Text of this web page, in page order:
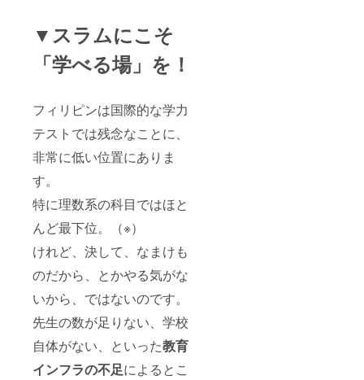
▼スラムにこそ
「学べる場」を！
フィリピンは国際的な学力
テストでは残念なことに、
非常に低い位置にありま
す。
特に理数系の科目ではほと
んど最下位。（※）
けれど、決して、なまけも
のだから、とかやる気がな
いから、ではないのです。
先生の数が足りない、学校
自体がない、といった教育
インフラの不足によるとこ